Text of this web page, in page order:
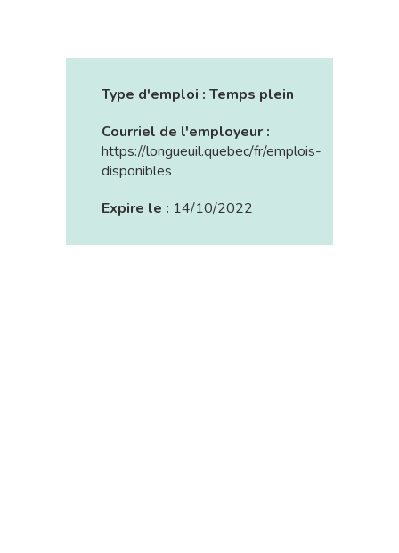
Type d'emploi : Temps plein
Courriel de l'employeur :
https://longueuil.quebec/fr/emplois-
disponibles
Expire le : 14/10/2022